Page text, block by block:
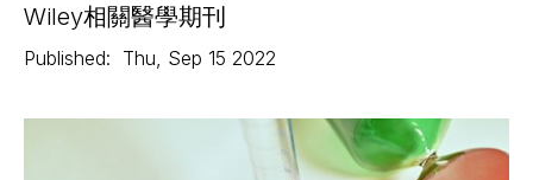
Wiley相關醫學期刊
Published: Thu Sep 15 2022